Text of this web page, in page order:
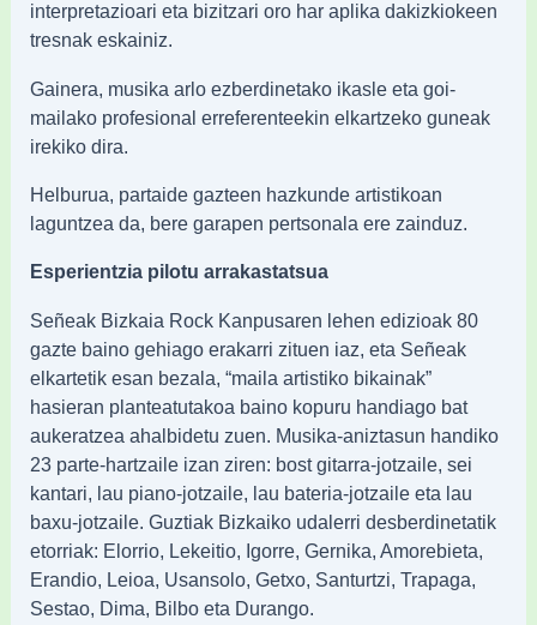
interpretazioari eta bizitzari oro har aplika dakizkiokeen
tresnak eskainiz.
Gainera, musika arlo ezberdinetako ikasle eta goi-
mailako profesional erreferenteekin elkartzeko guneak
irekiko dira.
Helburua, partaide gazteen hazkunde artistikoan
laguntzea da, bere garapen pertsonala ere zainduz.
Esperientzia pilotu arrakastatsua
Señeak Bizkaia Rock Kanpusaren lehen edizioak 80
gazte baino gehiago erakarri zituen iaz, eta Señeak
elkartetik esan bezala, “maila artistiko bikainak”
hasieran planteatutakoa baino kopuru handiago bat
aukeratzea ahalbidetu zuen. Musika-aniztasun handiko
23 parte-hartzaile izan ziren: bost gitarra-jotzaile, sei
kantari, lau piano-jotzaile, lau bateria-jotzaile eta lau
baxu-jotzaile. Guztiak Bizkaiko udalerri desberdinetatik
etorriak: Elorrio, Lekeitio, Igorre, Gernika, Amorebieta,
Erandio, Leioa, Usansolo, Getxo, Santurtzi, Trapaga,
Sestao, Dima, Bilbo eta Durango.